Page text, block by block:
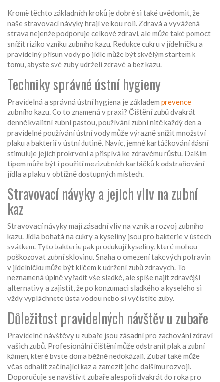
Kromě těchto základních kroků je dobré si také uvědomit, že
naše stravovací návyky hrají velkou roli. Zdravá a vyvážená
strava nejenže podporuje celkové zdraví, ale může také pomoct
snížit riziko vzniku zubního kazu. Redukce cukru v jídelníčku a
pravidelný přísun vody po jídle může být skvělým startem k
tomu, abyste své zuby udrželi zdravé a bez kazu.
Techniky správné ústní hygieny
Pravidelná a správná ústní hygiena je základem prevence
zubního kazu. Co to znamená v praxi? Čištění zubů dvakrát
denně kvalitní zubní pastou, používání zubní nitě každý den a
pravidelné používání ústní vody může výrazně snížit množství
plaku a bakterií v ústní dutině. Navíc, jemné kartáčkování dásní
stimuluje jejich prokrvení a přispívá ke zdravému růstu. Dalším
tipem může být i použití mezizubních kartáčků k odstraňování
jídla a plaku v obtížně dostupných místech.
Stravovací návyky a jejich vliv na zubní
kaz
Stravovací návyky mají zásadní vliv na vznik a rozvoj zubního
kazu. Jídla bohatá na cukry a kyseliny jsou pro bakterie v ústech
svátkem. Tyto bakterie pak produkují kyseliny, které mohou
poškozovat zubní sklovinu. Snaha o omezení takových potravin
v jídelníčku může být klíčem k udržení zubů zdravých. To
neznamená úplně vyřadit vše sladké, ale spíše najít zdravější
alternativy a zajistit, že po konzumaci sladkého a kyselého si
vždy vypláchnete ústa vodou nebo si vyčistíte zuby.
Důležitost pravidelných návštěv u zubaře
Pravidelné návštěvy u zubaře jsou zásadní pro zachování zdraví
vašich zubů. Profesionální čištění může odstranit plak a zubní
kámen, které byste doma běžně nedokázali. Zubař také může
včas odhalit začínající kaz a zamezit jeho dalšímu rozvoji.
Doporučuje se navštívit zubaře alespoň dvakrát do roka pro